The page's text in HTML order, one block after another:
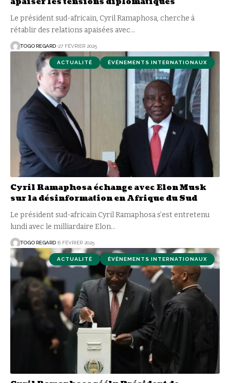
Le président sud-africain, Cyril Ramaphosa, cherche à
rétablir des relations apaisées avec…
TOGO REGARD 27 FÉVRIER 2025
ACTUALITÉ ÉVÉNEMENTS INTERNATIONAUX
Cyril Ramaphosa échange avec Elon Musk
sur la désinformation en Afrique du Sud
Le président sud-africain Cyril Ramaphosa s’est entretenu
lundi avec le milliardaire Elon…
TOGO REGARD 6 FÉVRIER 2025
ACTUALITÉ ÉVÉNEMENTS INTERNATIONAUX